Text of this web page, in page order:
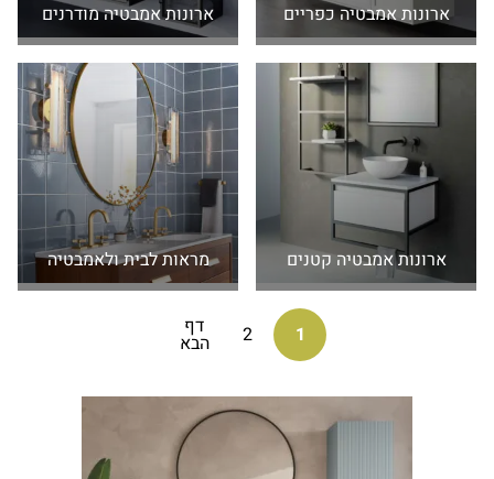
ארונות אמבטיה אינם משמשים אך ורק לאחסון כלי וחומרי רחצה
אלא למגוון רחב של חפצים אחרים, הקשורים באופן ישיר או
בלתי ישיר לצרכי הרחצה שלנו. לכן השפעתם של ארונות רחצה
קומפקטיים על ניצול אופטימאלי של מרחב חדר האמבטיה היא
גדולה ומשמעותית ועשויה ליצור עבורנו חדר אמבטיה נוח ונעים
יותר לשימוש.
ארונות אמבטיה כפריים ארונות אמבטיה מודרנים
ארונות אמבטיה קטנים מראות לבית ולאמבטיה
1
2 דף
הבא